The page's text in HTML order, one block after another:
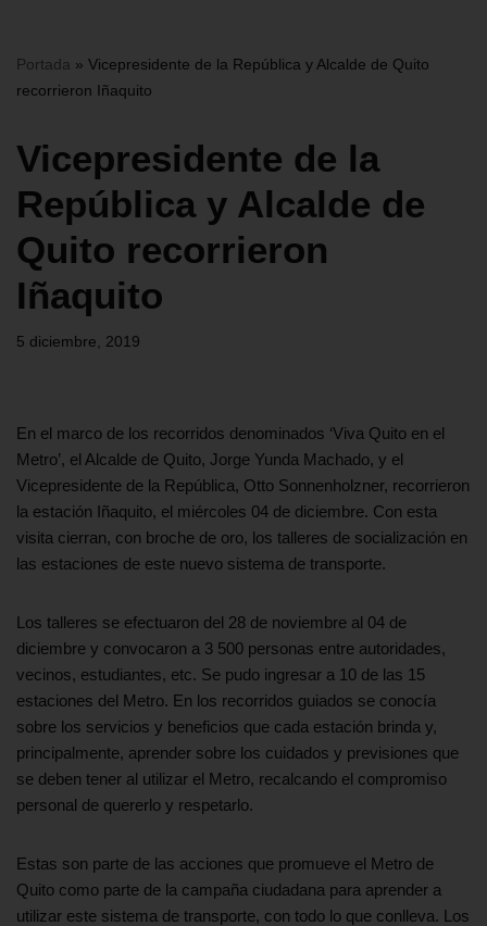
Portada » Vicepresidente de la República y Alcalde de Quito
recorrieron Iñaquito
Vicepresidente de la
República y Alcalde de
Quito recorrieron
Iñaquito
5 diciembre, 2019
En el marco de los recorridos denominados ‘Viva Quito en el
Metro’, el Alcalde de Quito, Jorge Yunda Machado, y el
Vicepresidente de la República, Otto Sonnenholzner, recorrieron
la estación Iñaquito, el miércoles 04 de diciembre. Con esta
visita cierran, con broche de oro, los talleres de socialización en
las estaciones de este nuevo sistema de transporte.
Los talleres se efectuaron del 28 de noviembre al 04 de
diciembre y convocaron a 3 500 personas entre autoridades,
vecinos, estudiantes, etc. Se pudo ingresar a 10 de las 15
estaciones del Metro. En los recorridos guiados se conocía
sobre los servicios y beneficios que cada estación brinda y,
principalmente, aprender sobre los cuidados y previsiones que
se deben tener al utilizar el Metro, recalcando el compromiso
personal de quererlo y respetarlo.
Estas son parte de las acciones que promueve el Metro de
Quito como parte de la campaña ciudadana para aprender a
utilizar este sistema de transporte, con todo lo que conlleva. Los